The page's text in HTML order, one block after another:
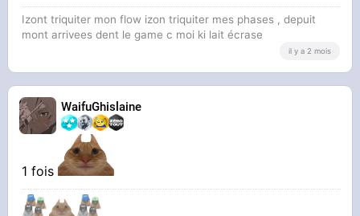
Izont triquiter mon flow izon triquiter mes phases , depuit
mont arrivees dent le game c moi ki lait écrase
il y a 2 mois
WaifuGhislaine
1 fois